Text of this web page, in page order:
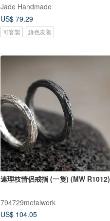
Jade Handmade
US$ 79.29
可客製 綠色友善
連理枝情侶戒指 (一隻) (MW R1012)
794729metalwork
US$ 104.05